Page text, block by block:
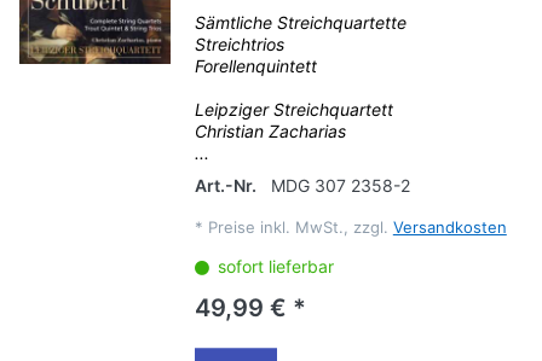
Sämtliche Streichquartette
Streichtrios
Forellenquintett
Leipziger Streichquartett
Christian Zacharias
...
Art.-Nr.
MDG 307 2358-2
* Preise inkl. MwSt., zzgl. Versandkosten
sofort lieferbar
49,99 € *